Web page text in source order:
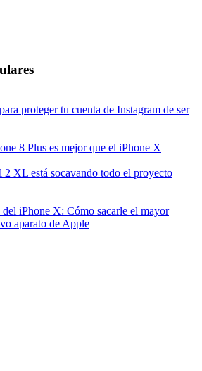
proteger tu cuenta de Instagram de ser
8 Plus es mejor que el iPhone X
2 XL está socavando todo el proyecto
del iPhone X: Cómo sacarle el mayor
aparato de Apple